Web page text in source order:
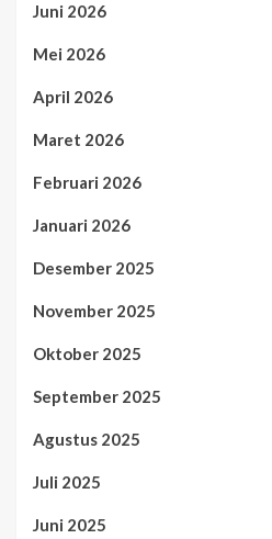
Juni 2026
Mei 2026
April 2026
Maret 2026
Februari 2026
Januari 2026
Desember 2025
November 2025
Oktober 2025
September 2025
Agustus 2025
Juli 2025
Juni 2025